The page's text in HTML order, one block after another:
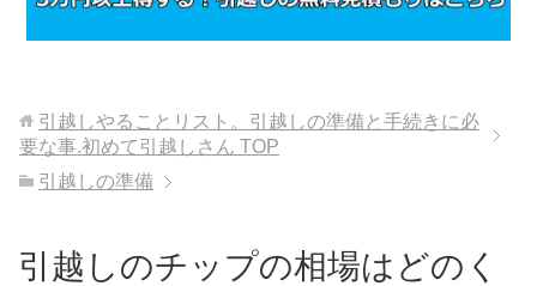
引越しやることリスト。引越しの準備と手続きに必
要な事.初めて引越しさん TOP
引越しの準備
引越しのチップの相場はどのく